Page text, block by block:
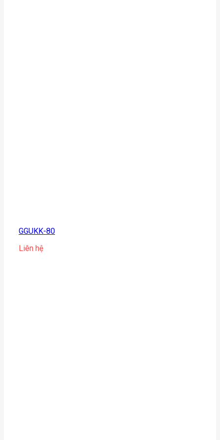
GGUKK-80
Liên hệ